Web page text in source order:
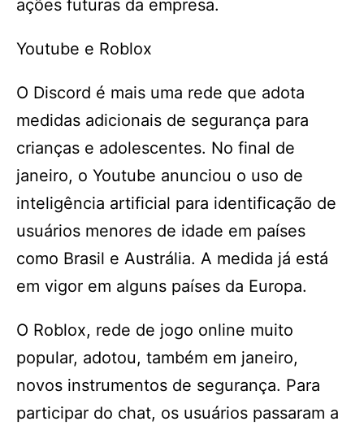
ações futuras da empresa.
Youtube e Roblox
O Discord é mais uma rede que adota
medidas adicionais de segurança para
crianças e adolescentes. No final de
janeiro, o Youtube anunciou o uso de
inteligência artificial para identificação de
usuários menores de idade em países
como Brasil e Austrália. A medida já está
em vigor em alguns países da Europa.
O Roblox, rede de jogo online muito
popular, adotou, também em janeiro,
novos instrumentos de segurança. Para
participar do chat, os usuários passaram a